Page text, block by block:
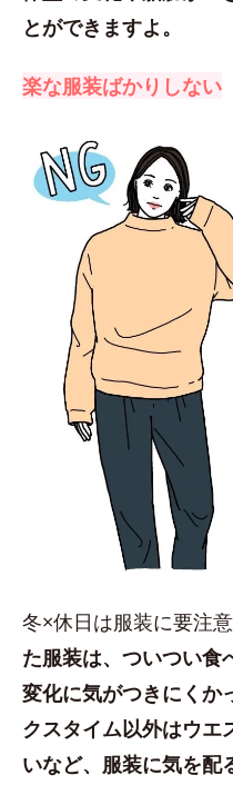
とができますよ。
楽な服装ばかりしない
冬×休日は服装に要注意
た服装は、ついつい食
変化に気がつきにくか
クスタイム以外はウエ
いなど、服装に気を配